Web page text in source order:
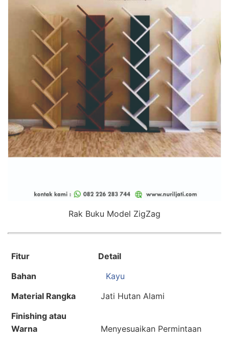
Rak Buku Model ZigZag
Fitur
Detail
Bahan
Kayu
Material Rangka
Jati Hutan Alami
Finishing atau
Warna
Menyesuaikan Permintaan